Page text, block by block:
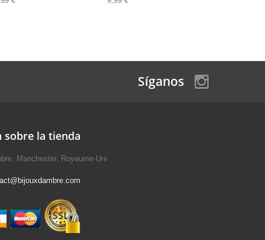
Síganos
la tienda
Manchester, Royaume-Uni